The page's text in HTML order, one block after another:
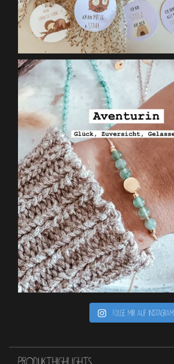
Folge mir auf Instagram
PRODUKTHIGHLIGHTS